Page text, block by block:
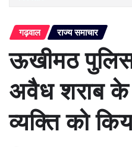
गढ़वाल राज्य समाचार
ऊखीमठ
अवैध शराब
व्यक्ति को